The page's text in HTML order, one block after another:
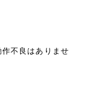
不良はありませ